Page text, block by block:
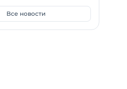
Все новости